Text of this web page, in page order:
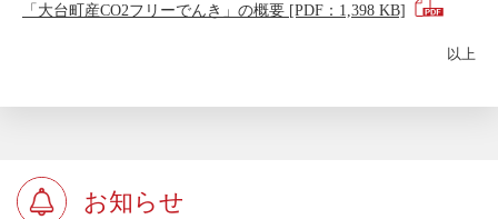
「大台町産CO2フリーでんき」の概要 [PDF：1,398 KB]
以上
お知らせ